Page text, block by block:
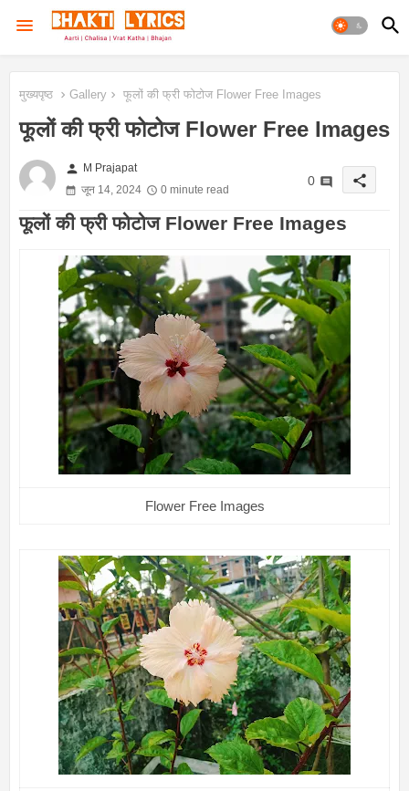
मुख्यपृष्ठ Gallery फूलों की फ्री फोटोज Flower Free Images
फूलों की फ्री फोटोज Flower Free Images
person M Prajapat
जून 14, 2024
0 minute read
0 share
फूलों की फ्री फोटोज Flower Free Images
Flower Free Images